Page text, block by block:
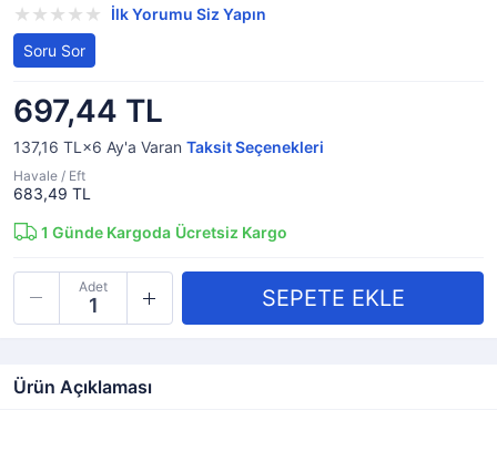
İlk Yorumu Siz Yapın
Soru Sor
697,44 TL
137,16 TL×6 Ay'a Varan Taksit Seçenekleri
Havale / Eft
683,49 TL
1 Günde Kargoda Ücretsiz Kargo
Adet
Ürün Açıklaması